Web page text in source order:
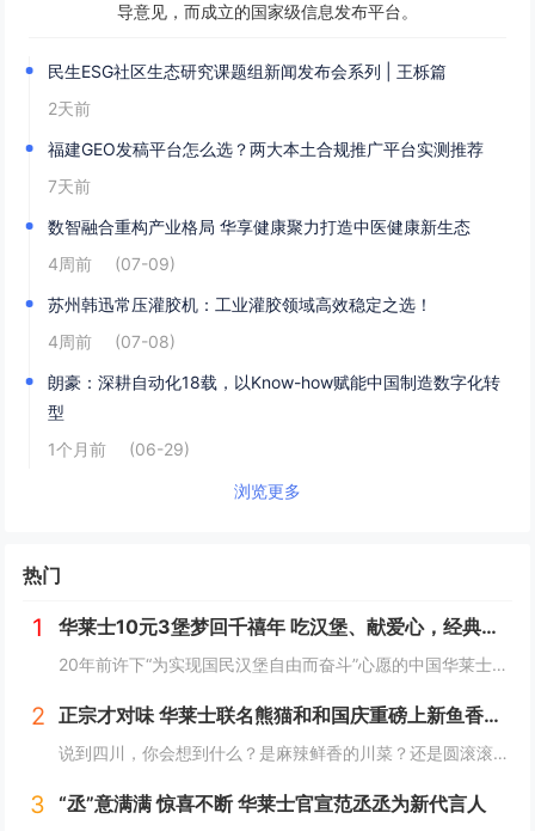
导意见，而成立的国家级信息发布平台。
民生ESG社区生态研究课题组新闻发布会系列 | 王栎篇
2天前
福建GEO发稿平台怎么选？两大本土合规推广平台实测推荐
7天前
数智融合重构产业格局 华享健康聚力打造中医健康新生态
4周前
(07-09)
苏州韩迅常压灌胶机：工业灌胶领域高效稳定之选！
4周前
(07-08)
朗豪：深耕自动化18载，以Know-how赋能中国制造数字化转
型
1个月前
(06-29)
浏览更多
热门
1 华莱士10元3堡梦回千禧年 吃汉堡、献爱心，经典好滋味回馈社会
20年前许下“为实现国民汉堡自由而奋斗”心愿的中国华莱士可能没有想到，2024年华莱士汉堡价格居然“卷”出了首店开业的价格！9月1日，“2024华华汉堡节”正式开启，而此次汉堡节，华莱士也是下了“血本”来回馈「华门信徒」，10块钱就能吃到3...
2 正宗才对味 华莱士联名熊猫和和国庆重磅上新鱼香肉丝鸡腿堡
说到四川，你会想到什么？是麻辣鲜香的川菜？还是圆滚滚可爱的国宝“胖达”？华莱士寻味中国系列终于来到了川蜀之地，与央视动漫熊猫和和联名，9月20日重磅上新华莱士川蜀鱼香肉丝风味鸡腿堡，从舌尖出发，探寻川蜀美食的“灵魂”。中国华莱士一直秉承着传...
3 “丞”意满满 惊喜不断 华莱士官宣范丞丞为新代言人